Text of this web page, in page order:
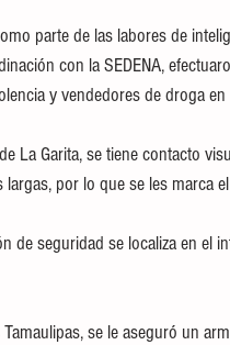
parte de las labores de
con la SEDENA,
y vendedores de droga en
La Garita, se tiene contacto
por lo que se les marca
de seguridad se localiza en el
se le aseguró un